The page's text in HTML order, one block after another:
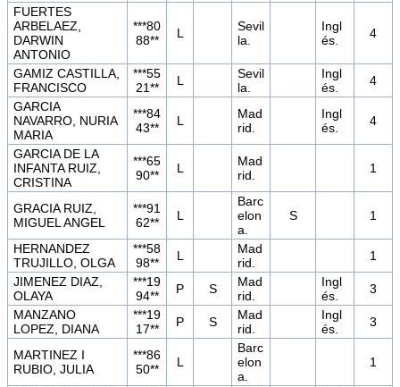
FUERTES
ARBELAEZ,
DARWIN
ANTONIO
***80
88**
L
Sevil
la.
Ingl
és.
4
GAMIZ CASTILLA,
FRANCISCO
***55
21**
L
Sevil
la.
Ingl
és.
4
GARCIA
NAVARRO, NURIA
MARIA
***84
43**
L
Mad
rid.
Ingl
és.
4
GARCIA DE LA
INFANTA RUIZ,
CRISTINA
***65
90**
L
Mad
rid.
1
GRACIA RUIZ,
MIGUEL ANGEL
***91
62**
L
Barc
elon
a.
S 1
HERNANDEZ
TRUJILLO, OLGA
***58
98**
L
Mad
rid.
1
JIMENEZ DIAZ,
OLAYA
***19
94**
P S
Mad
rid.
Ingl
és.
3
MANZANO
LOPEZ, DIANA
***19
17**
P S
Mad
rid.
Ingl
és.
3
MARTINEZ I
RUBIO, JULIA
***86
50**
L
Barc
elon
a.
1